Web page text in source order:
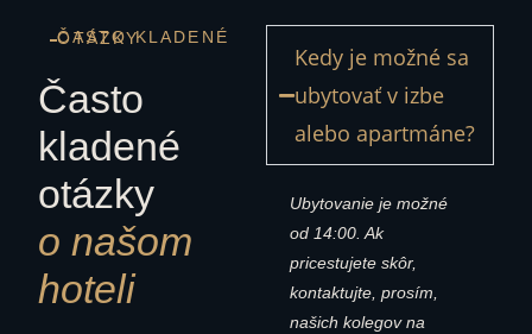
ČASTO KLADENÉ OTÁZKY
Často
kladené
otázky
o našom
hoteli
Kedy je možné sa
ubytovať v izbe
alebo apartmáne?
Ubytovanie je možné
od 14:00. Ak
pricestujete skôr,
kontaktujte, prosím,
našich kolegov na